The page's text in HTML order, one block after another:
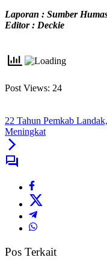
Laporan : Sumber
Editor : Deckie
Post Views: 24
22 Tahun Pemkab
Meningkat
Pos Terkait